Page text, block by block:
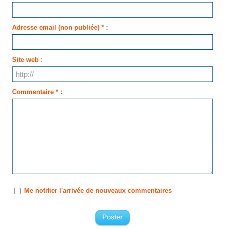
Adresse email (non publiée) * :
Site web :
Commentaire * :
Me notifier l'arrivée de nouveaux commentaires